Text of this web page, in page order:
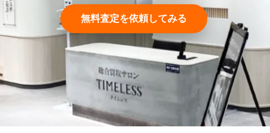
無料査定を依頼してみる